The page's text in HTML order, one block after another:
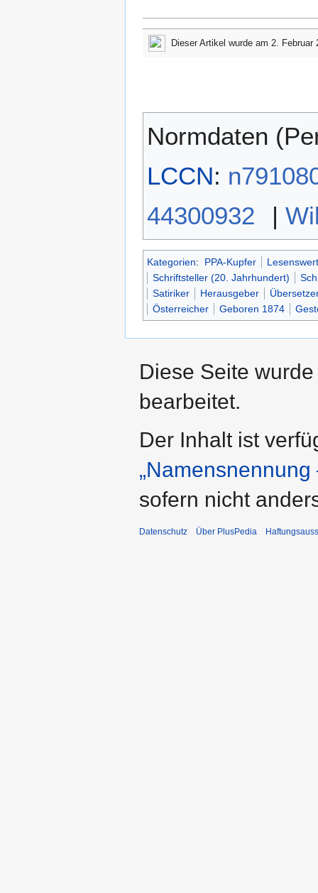
Dieser Artikel wurde am 2. Februar
Normdaten
LCCN:
44300932
|
Kategorien: PPA-Kupfer
Schriftsteller (20. Jahrhundert)
Satiriker
Herausgeber
Österreicher
Geboren 1874
Diese Seite
bearbeitet.
Der Inhalt ist
sofern nicht
Datenschutz Über PlusPedia